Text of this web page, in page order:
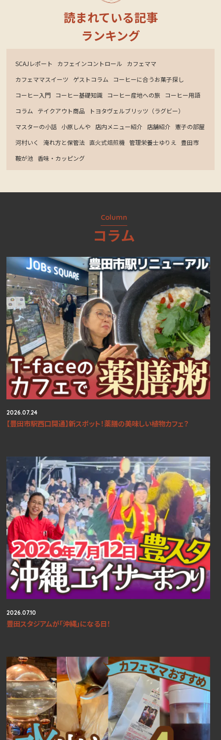
読まれている記事
ランキング
SCAJレポート カフェインコントロール
カフェママ
カフェママスイーツ
ゲストコラム
コーヒーに合うお菓子探し
コーヒー入門 コーヒー基礎知識 コーヒー産地への旅
コーヒー用語
コラム
テイクアウト商品
トヨタヴェルブリッツ（ラグビー）
マスターの小話 小原しんや 店内メニュー紹介 店舗紹介 憲子の部屋
河村いく
淹れ方と保管法 直火式焙煎機 管理栄養士ゆりえ
豊田市
鞍が池 香味・カッピング
Column
コラム
2026.07.24
【豊田市駅西口開通】新スポット！薬膳の美味しい植物カフェ？
2026.07.10
豊田スタジアムが「沖縄」になる日！